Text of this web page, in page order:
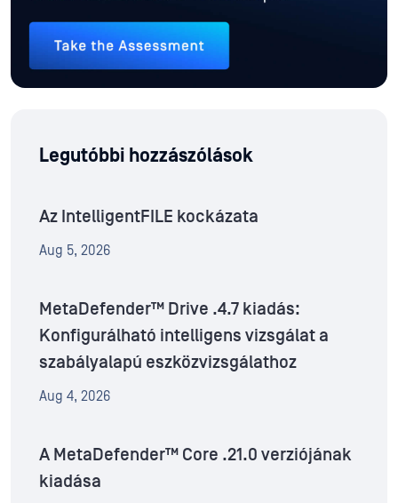
Legutóbbi hozzászólások
Az IntelligentFILE kockázata
Aug 5, 2026
MetaDefender™ Drive .4.7 kiadás:
Konfigurálható intelligens vizsgálat a
szabályalapú eszközvizsgálathoz
Aug 4, 2026
A MetaDefender™ Core .21.0 verziójának
kiadása